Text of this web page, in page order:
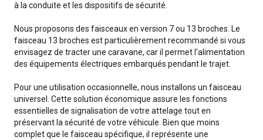
à la conduite et les dispositifs de sécurité.
Nous proposons des faisceaux en version 7 ou 13 broches. Le
faisceau 13 broches est particulièrement recommandé si vous
envisagez de tracter une caravane, car il permet l'alimentation
des équipements électriques embarqués pendant le trajet.
Pour une utilisation occasionnelle, nous installons un faisceau
universel. Cette solution économique assure les fonctions
essentielles de signalisation de votre attelage tout en
préservant la sécurité de votre véhicule. Bien que moins
complet que le faisceau spécifique, il représente une